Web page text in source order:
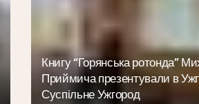
Книгу “Горянська ротонда”
Приймича презентували в
Суспільне Ужгород